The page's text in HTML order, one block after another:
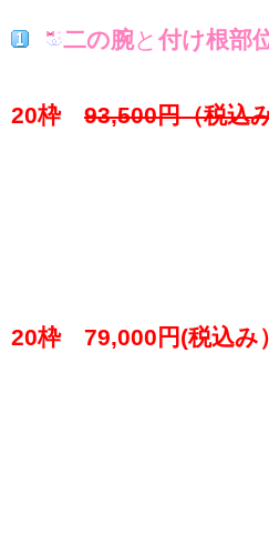
二の腕と 付け根部
20枠 93,500円（税込
20枠 79,000円(税込み）